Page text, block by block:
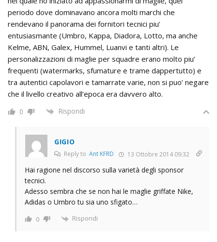
periodo dove dominavano ancora molti marchi che
rendevano il panorama dei fornitori tecnici piu’
entusiasmante (Umbro, Kappa, Diadora, Lotto, ma anche
Kelme, ABN, Galex, Hummel, Luanvi e tanti altri). Le
personalizzazioni di maglie per squadre erano molto piu’
frequenti (watermarks, sfumature e trame dappertutto) e
tra autentici capolavori e tamarrate varie, non si puo’ negare
che il livello creativo all’epoca era davvero alto.
0 Rispondi
GIGIO
Reply to Ant KFRD 13 Ottobre 2014 09:32
Hai ragione nel discorso sulla varietà degli sponsor
tecnici.
Adesso sembra che se non hai le maglie griffate Nike,
Adidas o Umbro tu sia uno sfigato…
0 Rispondi